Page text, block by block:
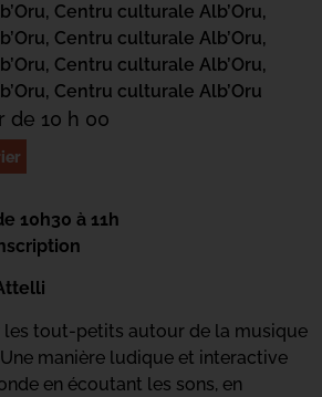
Centru culturale Alb’Oru,
Centru culturale Alb’Oru,
Centru culturale Alb’Oru,
Centru culturale Alb’Oru
de 10 h 00
10h30 à 11h
les tout-petits autour de la musique
manière ludique et interactive
en écoutant les sons, en